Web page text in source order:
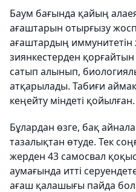
Баум бағында қайың
ағаштарын отырғызу
ағаштардың
зиянкестерден
сатып алынып,
атқарылады. Табиғи
кеңейту міндеті қойылған.
Бұлардан өзге, бақ
тазалықтан өтуде. Тек
жерден 43 самосвал
аумағында итті
ағаш қалашығы пайда